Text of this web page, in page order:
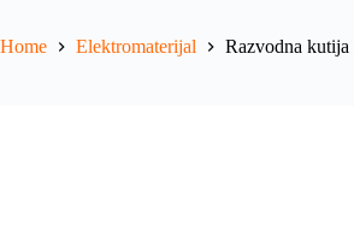
Home Elektromaterijal Razvodna kutija